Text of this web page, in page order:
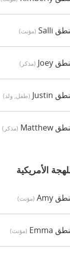
(مؤنث)
(مذكر)
(طفل, ولد)
(مذكر)
الأمريكية
(مؤنث)
(مؤنث)